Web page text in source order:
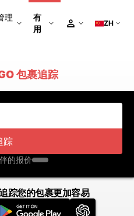
理
有
用
ZH
包裹追踪
踪
的报价
踪您的包裹更加容易